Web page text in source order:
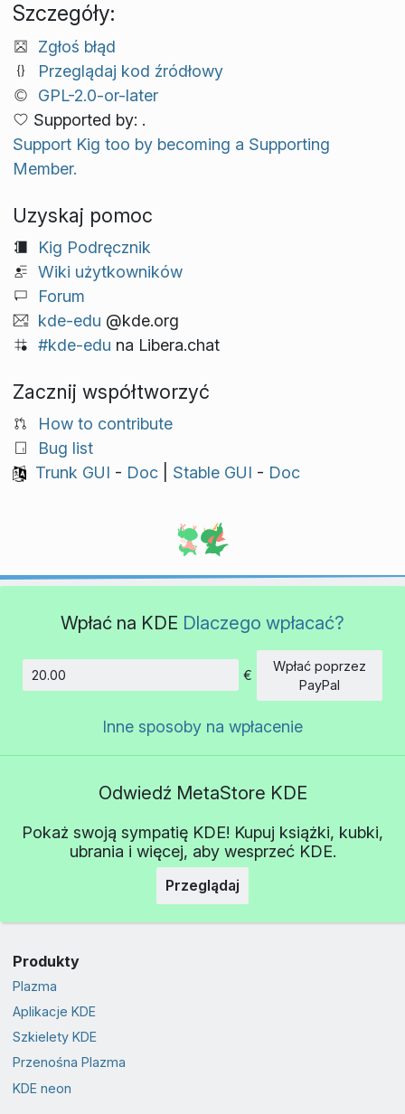
Szczegóły:
Zgłoś błąd
Przeglądaj kod źródłowy
GPL-2.0-or-later
Supported by: .
Support Kig too by becoming a Supporting
Member.
Uzyskaj pomoc
Kig Podręcznik
Wiki użytkowników
Forum
kde-edu @kde.org
#kde-edu na Libera.chat
Zacznij współtworzyć
How to contribute
Bug list
Trunk GUI - Doc| Stable GUI - Doc
Wpłać na KDE Dlaczego wpłacać?
€
Wpłać poprzez
PayPal
Inne sposoby na wpłacenie
Odwiedź MetaStore KDE
Pokaż swoją sympatię KDE! Kupuj książki, kubki,
ubrania i więcej, aby wesprzeć KDE.
Przeglądaj
Produkty
Plazma
Aplikacje KDE
Szkielety KDE
Przenośna Plazma
KDE neon